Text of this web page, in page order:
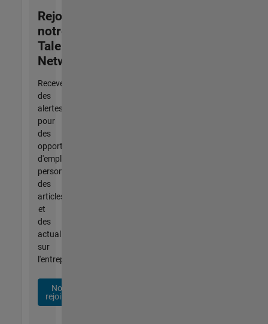
Rejoignez
notre
Talent
Network
Recevez
des
alertes
pour
des
opportunités
d'emploi
personnalisées,
des
articles
et
des
actualités
sur
l'entreprise.
Nous
rejoindre